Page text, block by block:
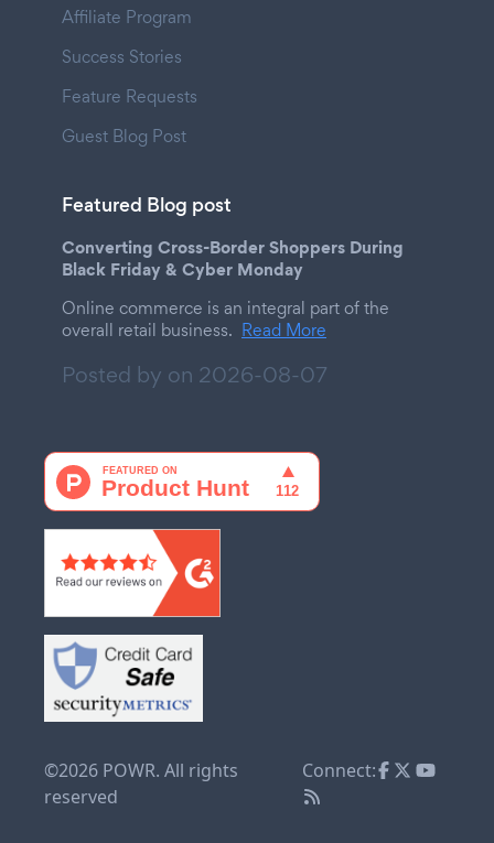
Affiliate Program
Success Stories
Feature Requests
Guest Blog Post
Featured Blog post
Converting Cross-Border Shoppers During
Black Friday & Cyber Monday
Online commerce is an integral part of the
overall retail business. Read More
Posted by on 2026-08-07
©2026 POWR. All rights
reserved
Connect: